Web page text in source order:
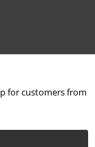
for customers from